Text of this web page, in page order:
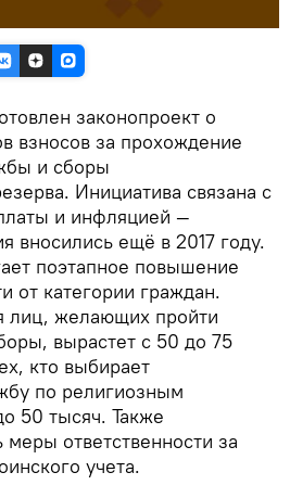
законопроект о
взносов за прохождение
и сборы
Инициатива связана с
и инфляцией —
вносились ещё в 2017 году.
поэтапное повышение
от категории граждан.
лиц, желающих пройти
вырастет с 50 до 75
кто выбирает
по религиозным
50 тысяч. Также
меры ответственности за
учета.